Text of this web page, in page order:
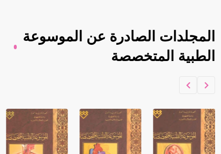
المجلدات الصادرة عن الموسوعة
الطبية المتخصصة